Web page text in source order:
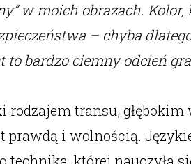
w moich obrazach. Kolor,
– chyba
bardzo ciemny odcień
transu,
i wolnością.